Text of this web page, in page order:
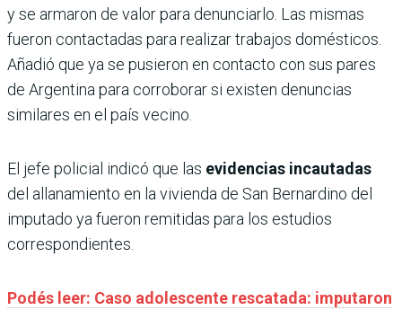
y se armaron de valor para denunciarlo. Las mismas
fueron contactadas para realizar trabajos domésticos.
Añadió que ya se pusieron en contacto con sus pares
de Argentina para corroborar si existen denuncias
similares en el país vecino.
El jefe policial indicó que las evidencias incautadas
del allanamiento en la vivienda de San Bernardino del
imputado ya fueron remitidas para los estudios
correspondientes.
Podés leer: Caso adolescente rescatada: imputaron